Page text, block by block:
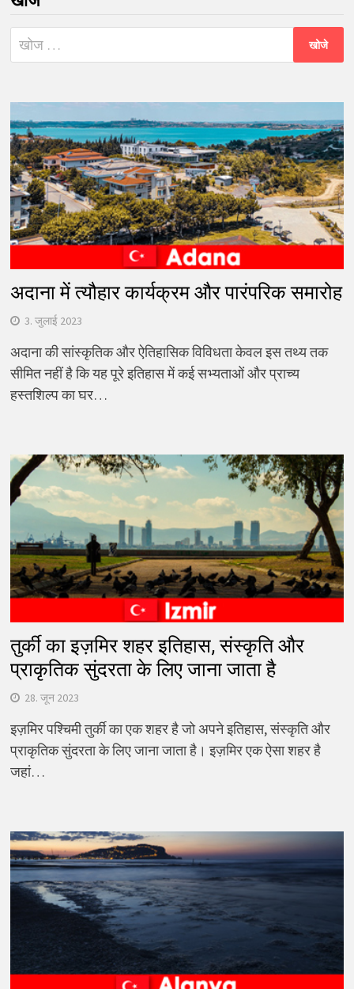
निम्न
को
अदाना में त्यौहार कार्यक्रम और पारंपरिक समारोह
3. जुलाई 2023
अदाना की सांस्कृतिक और ऐतिहासिक विविधता केवल इस तथ्य तक
सीमित नहीं है कि यह पूरे इतिहास में कई सभ्यताओं और प्राच्य
हस्तशिल्प का घर…
तुर्की का इज़मिर शहर इतिहास, संस्कृति और
प्राकृतिक सुंदरता के लिए जाना जाता है
28. जून 2023
इज़मिर पश्चिमी तुर्की का एक शहर है जो अपने इतिहास, संस्कृति और
प्राकृतिक सुंदरता के लिए जाना जाता है। इज़मिर एक ऐसा शहर है
जहां…